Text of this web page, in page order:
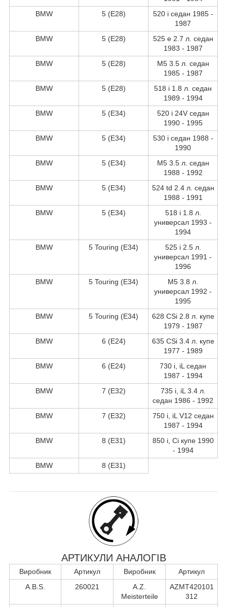
BMW
5 (E28)
520 i седан 1985 -
1987
BMW
5 (E28)
525 e 2.7 л. седан
1983 - 1987
BMW
5 (E28)
M5 3.5 л. седан
1985 - 1987
BMW
5 (E28)
518 i 1.8 л. седан
1989 - 1994
BMW
5 (E34)
520 i 24V седан
1990 - 1995
BMW
5 (E34)
530 i седан 1988 -
1990
BMW
5 (E34)
M5 3.5 л. седан
1988 - 1992
BMW
5 (E34)
524 td 2.4 л. седан
1988 - 1991
BMW
5 (E34)
518 i 1.8 л.
универсал 1993 -
1994
BMW
5 Touring (E34)
525 i 2.5 л.
универсал 1991 -
1996
BMW
5 Touring (E34)
M5 3.8 л.
универсал 1992 -
1995
BMW
5 Touring (E34)
628 CSi 2.8 л. купе
1979 - 1987
BMW
6 (E24)
635 CSi 3.4 л. купе
1977 - 1989
BMW
6 (E24)
730 i, iL седан
1987 - 1994
BMW
7 (E32)
735 i, iL 3.4 л.
седан 1986 - 1992
BMW
7 (E32)
750 i, iL V12 седан
1987 - 1994
BMW
8 (E31)
850 i, Ci купе 1990
- 1994
BMW
8 (E31)
АРТИКУЛИ АНАЛОГІВ
Виробник Артикул Виробник
Артикул
A.B.S.
260021
A.Z.
Meisterteile
AZMT420101
312